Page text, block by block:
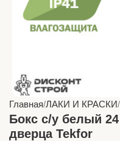
Главная ЛАКИ И КРАСКИ
Бокс с/у белый
дверца Tekfor